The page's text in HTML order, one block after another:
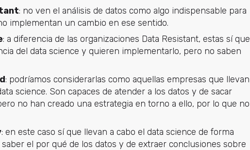
: no ven el análisis de datos como algo indispensable para
implementan un cambio en ese sentido.
: a diferencia de las organizaciones Data Resistant, estas sí que
del data science y quieren implementarlo, pero no saben
: podríamos considerarlas como aquellas empresas que llevan
science. Son capaces de atender a los datos y de sacar
no han creado una estrategia en torno a ello, por lo que no
: en este caso sí que llevan a cabo el data science de forma
el por qué de los datos y de extraer conclusiones sobre